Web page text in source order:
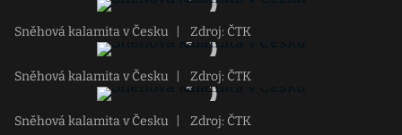
Sněhová kalamita v Česku Zdroj: ČTK
Sněhová kalamita v Česku Zdroj: ČTK
Sněhová kalamita v Česku Zdroj: ČTK